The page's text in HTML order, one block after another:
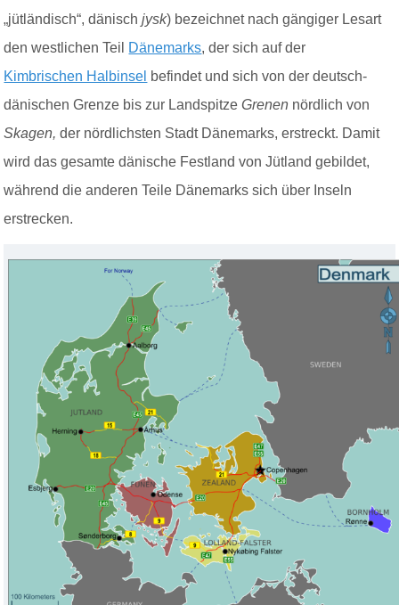
„jütländisch“, dänischjysk) bezeichnet nach gängiger Lesart
den westlichen Teil Dänemarks, der sich auf der
Kimbrischen Halbinsel befindet und sich von der deutsch-
dänischen Grenze bis zur LandspitzeGrenen nördlich von
Skagen,der nördlichsten Stadt Dänemarks, erstreckt. Damit
wird das gesamte dänische Festland von Jütland gebildet,
während die anderen Teile Dänemarks sich über Inseln
erstrecken.